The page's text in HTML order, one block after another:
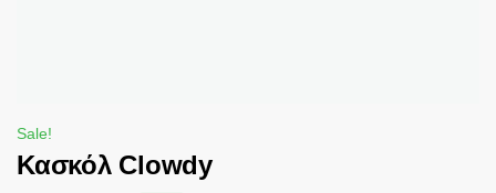
Sale!
Κασκόλ Clowdy